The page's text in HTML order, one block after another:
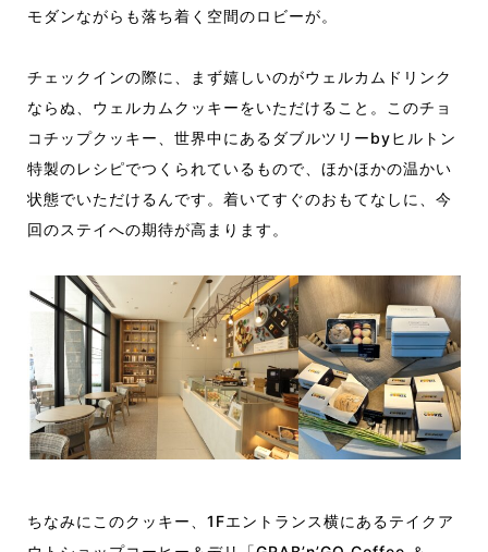
モダンながらも落ち着く空間のロビーが。
チェックインの際に、まず嬉しいのがウェルカムドリンク
ならぬ、ウェルカムクッキーをいただけること。このチョ
コチップクッキー、世界中にあるダブルツリーbyヒルトン
特製のレシピでつくられているもので、ほかほかの温かい
状態でいただけるんです。着いてすぐのおもてなしに、今
回のステイへの期待が高まります。
ちなみにこのクッキー、1Fエントランス横にあるテイクア